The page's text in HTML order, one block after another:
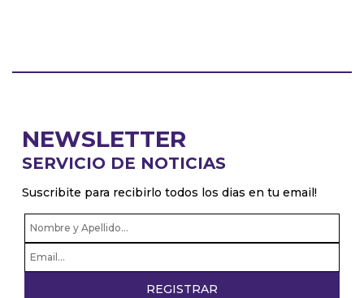
NEWSLETTER
SERVICIO DE NOTICIAS
Suscribite para recibirlo todos los dias en tu email!